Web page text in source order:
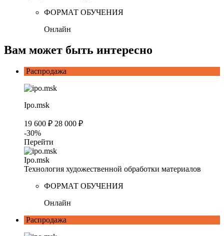
ФОРМАТ ОБУЧЕНИЯ
Онлайн
Вам может быть интересно
Распродажа
Ipo.msk
19 600 ₽ 28 000 ₽
-30%
Перейти
Ipo.msk
Технология художественной обработки материалов
ФОРМАТ ОБУЧЕНИЯ
Онлайн
Распродажа